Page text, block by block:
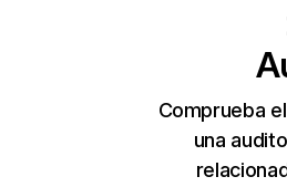
Comprueba
una